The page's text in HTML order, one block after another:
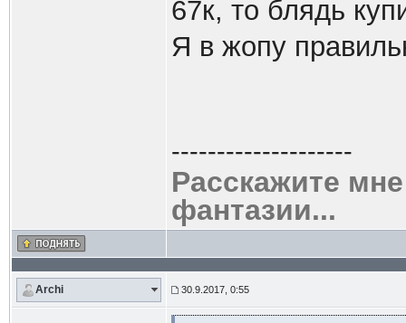
67к, то блядь
Я в жопу
--------------------
Расскажите
фантазии...
Archi 30.9.2017, 0:55